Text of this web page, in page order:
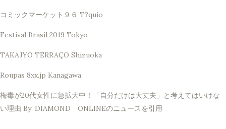
コミックマーケット９６ T?quio
Festival Brasil 2019 Tokyo
TAKAJYO TERRAÇO Shizuoka
Roupas 8xx.jp Kanagawa
梅毒が20代女性に急拡大中！「自分だけは大丈夫」と考えてはいけな
い理由 By: DIAMOND ONLINEのニュースを引用